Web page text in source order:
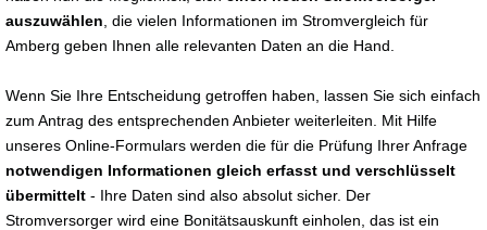
auszuwählen , die vielen Informationen im Stromvergleich für
Amberg geben Ihnen alle relevanten Daten an die Hand.
Wenn Sie Ihre Entscheidung getroffen haben, lassen Sie sich einfach
zum Antrag des entsprechenden Anbieter weiterleiten. Mit Hilfe
unseres Online-Formulars werden die für die Prüfung Ihrer Anfrage
notwendigen Informationen gleich erfasst und verschlüsselt
übermittelt - Ihre Daten sind also absolut sicher. Der
Stromversorger wird eine Bonitätsauskunft einholen, das ist ein